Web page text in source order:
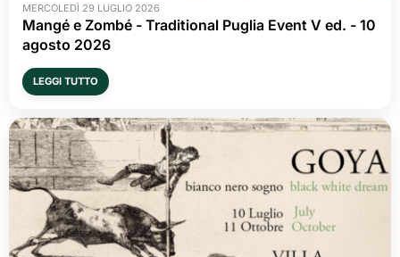
MERCOLEDÌ 29 LUGLIO 2026
Mangé e Zombé - Traditional Puglia Event V ed. - 10
agosto 2026
LEGGI TUTTO